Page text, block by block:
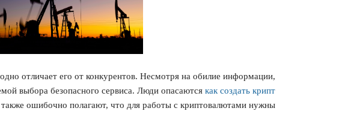
отличает его от конкурентов. Несмотря на обилие информации,
выбора безопасного сервиса. Люди опасаются как создать крипт
ошибочно полагают, что для работы с криптовалютами нужны